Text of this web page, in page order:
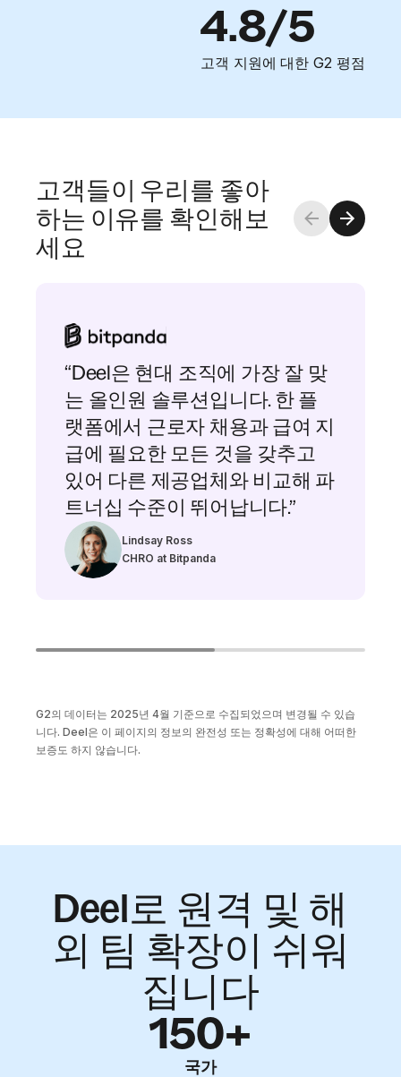
4.8/5
고객 지원에 대한 G2 평점
고객들이 우리를 좋아
하는 이유를 확인해보
세요
“Deel은 현대 조직에 가장 잘 맞
는 올인원 솔루션입니다. 한 플
랫폼에서 근로자 채용과 급여 지
급에 필요한 모든 것을 갖추고
있어 다른 제공업체와 비교해 파
트너십 수준이 뛰어납니다.”
Lindsay Ross
CHRO at Bitpanda
G2의 데이터는 2025년 4월 기준으로 수집되었으며 변경될 수 있습
니다. Deel은 이 페이지의 정보의 완전성 또는 정확성에 대해 어떠한
보증도 하지 않습니다.
Deel로 원격 및 해
외 팀 확장이 쉬워
집니다
150+
국가